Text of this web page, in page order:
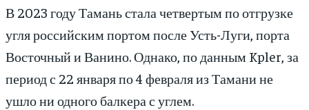
В 2023 году Тамань стала четвертым по отгрузке
угля российским портом после Усть-Луги, порта
Восточный и Ванино. Однако, по данным Kpler, за
период с 22 января по 4 февраля из Тамани не
ушло ни одного балкера с углем.